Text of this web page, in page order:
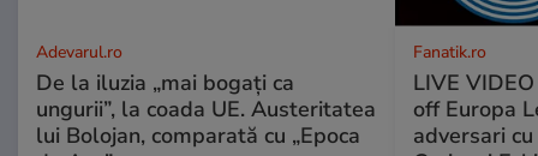
Adevarul.ro
De la iluzia „mai bogați ca
ungurii”, la coada UE. Austeritatea
lui Bolojan, comparată cu „Epoca
Fanatik.ro
LIVE
off Europa
adversari